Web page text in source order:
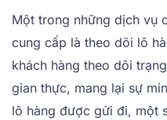
Một trong những dịch vụ
cung cấp là theo dõi lô
khách hàng theo dõi
gian thực, mang lại sự
lô hàng được gửi đi, một